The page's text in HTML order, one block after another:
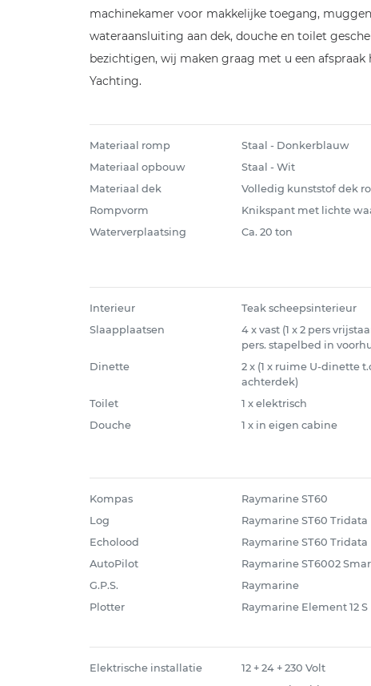
machinekamer voor makkelijke toegang,
wateraansluiting aan dek, douche en toilet
bezichtigen, wij maken graag met u een
Yachting.
Materiaal romp
Staal - Donkerblauw
Materiaal opbouw
Staal - Wit
Materiaal dek
Volledig kunststof dek
Rompvorm
Knikspant met lichte
Waterverplaatsing
Ca. 20 ton
Interieur
Teak scheepsinterieur
Slaapplaatsen
4 x vast (1 x 2 pers
pers. stapelbed in
Dinette
2 x (1 x ruime U-dinette
achterdek)
Toilet
1 x elektrisch
Douche
1 x in eigen cabine
Kompas
Raymarine ST60
Log
Raymarine ST60 Tridata
Echolood
Raymarine ST60 Tridata
AutoPilot
Raymarine ST6002
G.P.S.
Raymarine
Plotter
Raymarine Element 12 S
Elektrische installatie
12 + 24 + 230 Volt